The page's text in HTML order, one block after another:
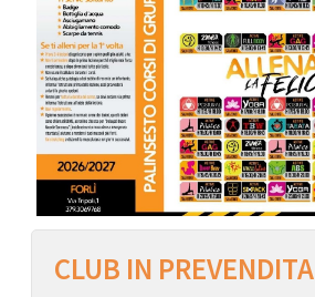
CLUB IN PREVENDITA